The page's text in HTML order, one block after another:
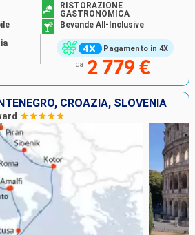
Pagamento in 4X
RISTORAZIONE
GASTRONOMICA
Bevande All-Inclusive
da 2 779 €
CROAZIA, SLOVENIA